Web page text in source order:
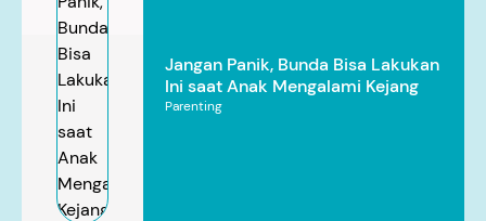
Jangan Panik, Bunda Bisa Lakukan
Ini saat Anak Mengalami Kejang
Parenting